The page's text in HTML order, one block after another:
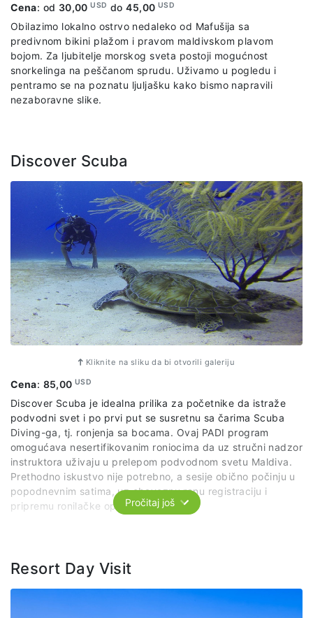
Cena: od 30,00USD do45,00 USD
Obilazimo lokalno ostrvo nedaleko od Mafušija sa
predivnom bikini plažom i pravom maldivskom plavom
bojom. Za ljubitelje morskog sveta postoji mogućnost
snorkelinga na peščanom sprudu. Uživamo u pogledu i
pentramo se na poznatu ljuljašku kako bismo napravili
nezaboravne slike.
Discover Scuba
Kliknite na sliku da bi otvorili galeriju
Cena: 85,00USD
Discover Scuba je idealna prilika za početnike da istraže
podvodni svet i po prvi put se susretnu sa čarima Scuba
Diving-ga, tj. ronjenja sa bocama. Ovaj PADI program
omogućava nesertifikovanim roniocima da uz stručni nadzor
instruktora uživaju u prelepom podvodnom svetu Maldiva.
Prethodno iskustvo nije potrebno, a sesije obično počinju u
popodnevnim satima, uz obaveznu ranu registraciju i
pripremu ronilačke opreme.
minuta na dubini od 5-8 m na obližnjem grebenu uz
pratnju stručnih lica , uz pogled na fascinantan podvodni
živo Maldiva, boca, maska, peraja, organizovani prevoz
Pročitaj još
Resort Day Visit